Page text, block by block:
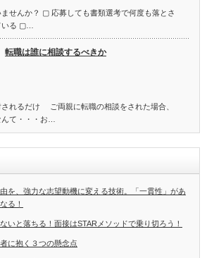
せんか？ ▢ 応募しても書類選考で何度も落とさ
いる ▢…
転職は誰に相談するべきか
れるだけ ご両親に転職の相談をされた場合、
んて・・・お…
を、強力な志望動機に変える技術。「一貫性」があ
る！
いと落ちる！面接はSTARメソッドで乗り切ろう！
に抱く３つの懸念点